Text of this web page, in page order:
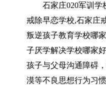
石家庄020军训学校
戒除早恋学校,石家庄
叛逆孩子教育学校哪
子厌学解决学校哪家
孩子与父母沟通障碍
漠等不良思想行为习